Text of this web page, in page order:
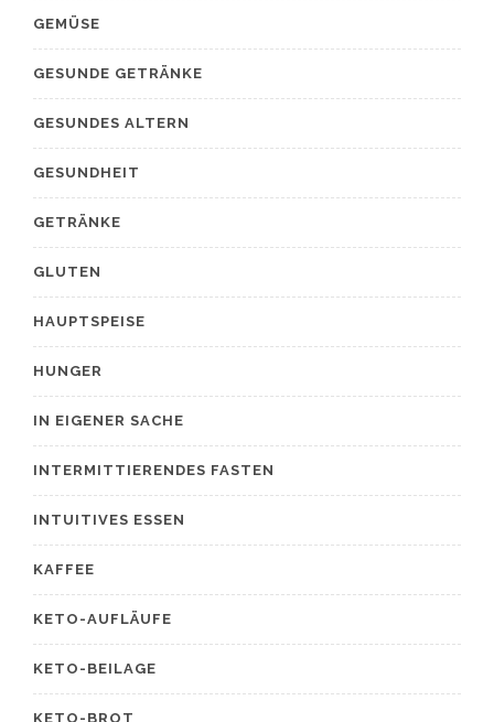
GEMÜSE
GESUNDE GETRÄNKE
GESUNDES ALTERN
GESUNDHEIT
GETRÄNKE
GLUTEN
HAUPTSPEISE
HUNGER
IN EIGENER SACHE
INTERMITTIERENDES FASTEN
INTUITIVES ESSEN
KAFFEE
KETO-AUFLÄUFE
KETO-BEILAGE
KETO-BROT